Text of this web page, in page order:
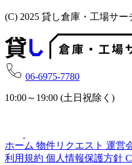
(C) 2025 貸し倉庫・工場サー
06-6975-7780
10:00～19:00 (土日祝除く)
ホーム 物件リクエスト 運営
利用規約 個人情報保護方針